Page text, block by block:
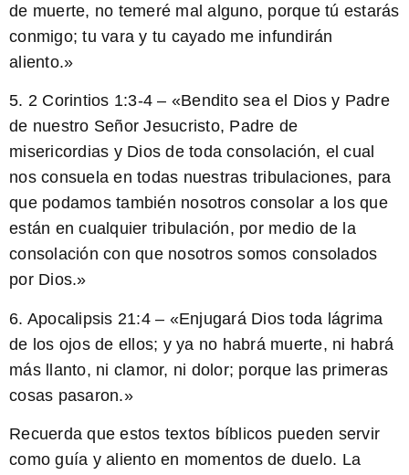
de muerte, no temeré mal alguno, porque tú estarás
conmigo; tu vara y tu cayado me infundirán
aliento.»
5. 2 Corintios 1:3-4 – «Bendito sea el Dios y Padre
de nuestro Señor Jesucristo, Padre de
misericordias y Dios de toda consolación, el cual
nos consuela en todas nuestras tribulaciones, para
que podamos también nosotrosconsolar a los que
están en cualquier tribulación, por medio de la
consolación con que nosotros somos consolados
por Dios.»
6. Apocalipsis 21:4 – «Enjugará Dios toda lágrima
de los ojos de ellos; y ya no habrá muerte, ni habrá
más llanto, ni clamor, ni dolor; porque las primeras
cosas pasaron.»
Recuerda que estos textos bíblicos pueden servir
como guía y aliento en momentos de duelo. La